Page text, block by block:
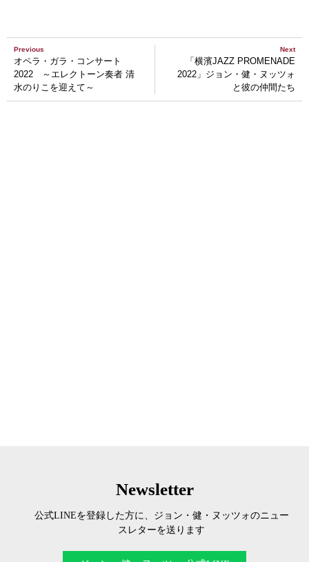
Previous
オペラ・ガラ・コンサート
2022 ～エレクトーン奏者 清
水のりこを迎えて～
Next
「横濱JAZZ PROMENADE
2022」ジョン・健・ヌッツォ
と彼の仲間たち
Newsletter
公式LINEを登録した方に、ジョン・健・ヌッツォのニュー
スレターを送ります